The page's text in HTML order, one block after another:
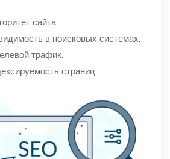
сайта.
в поисковых системах.
трафик.
страниц.